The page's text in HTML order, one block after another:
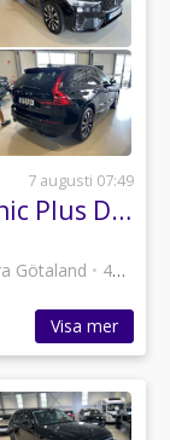
7 augusti 07:49
Volvo XC60 B5 AWD Geartronic Plus Dark 250hk 360 / H/K / Drag
Götaland • 47 annonser
Visa mer